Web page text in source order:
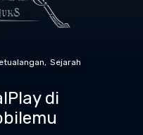
Sejarah
di